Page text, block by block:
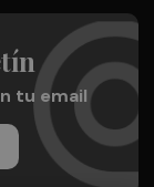
tu email